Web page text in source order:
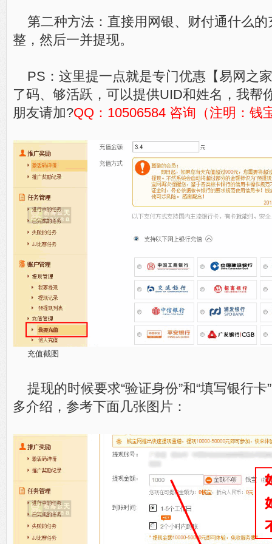
第二种方法：直接用网银、财付通什么
整，然后一并提现。
PS：这里提一点就是专门优惠【易网之
了码、够活跃，可以提供UID和姓名，我帮
朋友请加?QQ：10506584 咨询（注明：钱
充值截图
提现的时候要求“验证身份”和“填写银行
多介绍，参考下面几张图片：